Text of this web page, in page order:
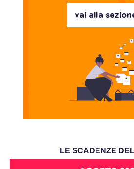
vai alla
LE SCADENZE